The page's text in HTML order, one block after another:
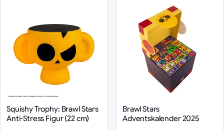
Squishy Trophy: Brawl Stars
Anti-Stress Figur (22 cm)
Brawl Stars
Adventskalender 2025